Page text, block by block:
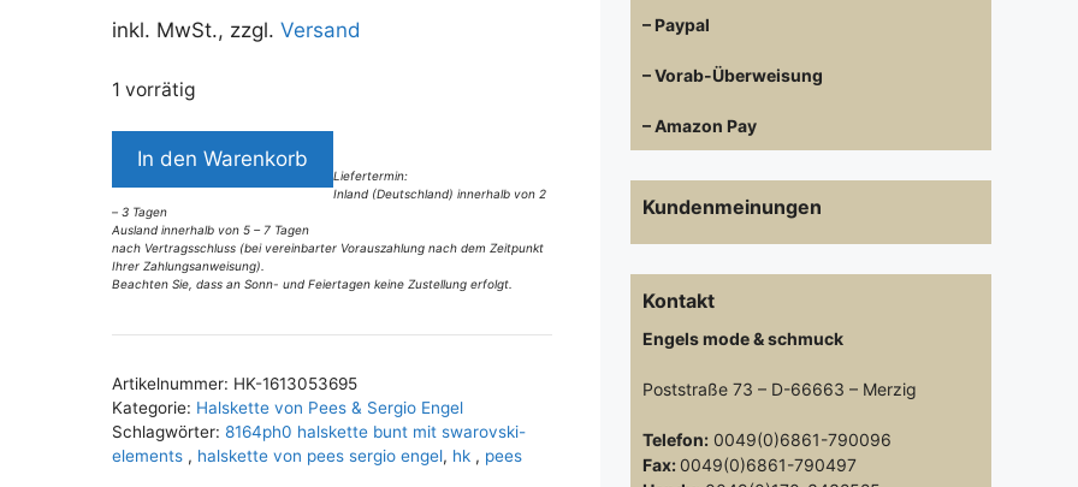
inkl. MwSt., zzgl.Versand
1 vorrätig
8164PH0
Halskette
bunt
mit
hochwertigen
Glaskristallen
In den Warenkorb
Liefertermin:
Inland (Deutschland) innerhalb von 2
– 3 Tagen
Ausland innerhalb von 5 – 7 Tagen
nach Vertragsschluss (bei vereinbarter Vorauszahlung nach dem Zeitpunkt
Ihrer Zahlungsanweisung).
Beachten Sie, dass an Sonn- und Feiertagen keine Zustellung erfolgt.
l
e
r
n
Artikelnummer: HK-1613053695
Kategorie: Halskette von Pees & Sergio Engel
Schlagwörter:8164ph0 halskette bunt mit swarovski-
elements , halskette von pees sergio engel, hk , pees
– Paypal
– Vorab-Überweisung
– Amazon Pay
Kundenmeinungen
Kontakt
Engels mode & schmuck
Poststraße 73 – D-66663 – Merzig
Telefon: 0049(0)6861-790096
Fax: 0049(0)6861-790497